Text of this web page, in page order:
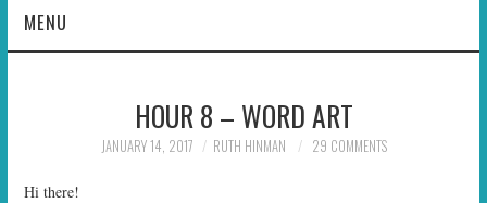
MENU
HOSTS
HOUR 8 – WORD ART
JANUARY 14, 2017 RUTH HINMAN 29 COMMENTS
Hi there!